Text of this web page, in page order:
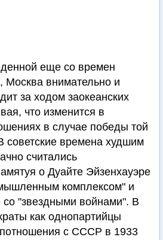
еще со времен
Москва внимательно и
за ходом заокеанских
что изменится в
в случае победы той
советские времена худшим
считались
о Дуайте Эйзенхауэре
комплексом" и
со "звездными войнами". В
как однопартийцы
с СССР в 1933